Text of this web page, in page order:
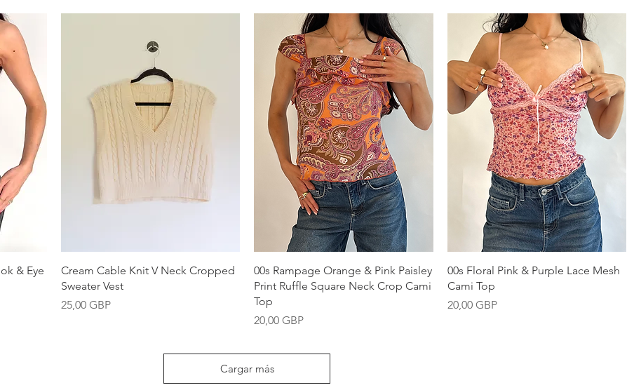
& Eye
Vista rápida
Cream Cable Knit V Neck Cropped
Sweater Vest
Precio
25,00 GBP
Vista rápida
00s Rampage Orange & Pink Paisley
Print Ruffle Square Neck Crop Cami
Top
Precio
20,00 GBP
Vista rápida
00s Floral Pink & Purple Lace Mesh
Cami Top
Precio
20,00 GBP
Cargar más